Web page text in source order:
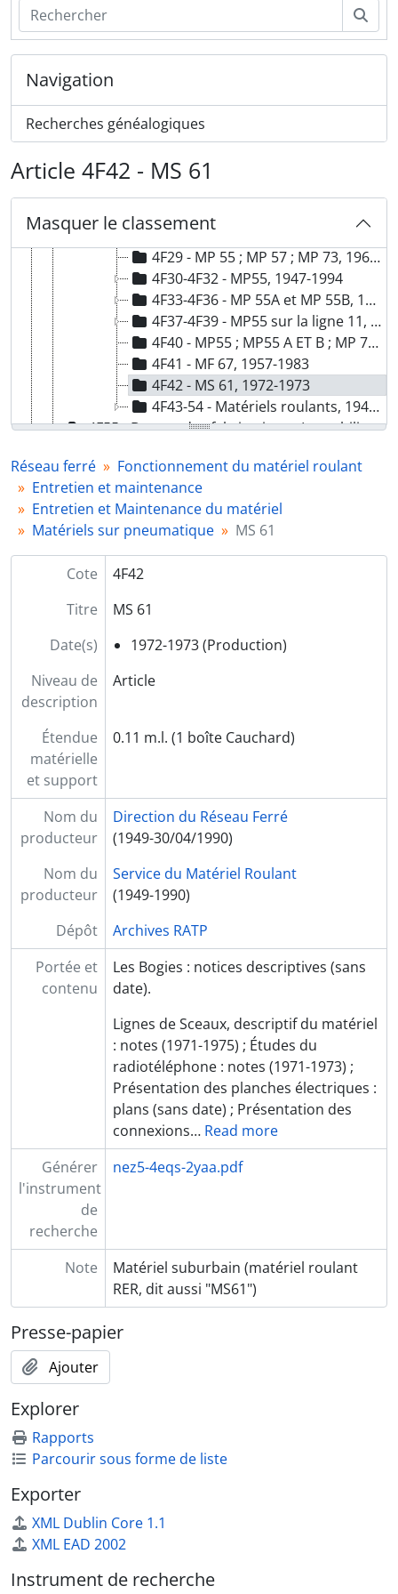
Navigation
Recherches généalogiques
Article 4F42 - MS 61
Masquer le classement
4F6-4F7 - Convois et transport, 1911-1989
4F8-4F54 - Entretien et maintenance, 1931-1996
4F10-4F12 - Descriptifs des matériels, 1946-1981
4F13 - Effets de la météo sur le train ; CIMT ; Ligne de Sceaux, 1966-1986
4F14-4F21 - Etudes éléctriques et mécaniques, 1954-1996
4F26-4F54 - Entretien et Maintenance du matériel, 1941-1996
4F26-4F27 - Matériels articulés, 1944-1977
4F28-4F54 - Matériels sur pneumatique, 1941-1996
4F28 - MP 55 ; MP 57, MP 73 ; MF 67, 1959-1983
4F29 - MP 55 ; MP 57 ; MP 73, 1966-1992
4F30-4F32 - MP55, 1947-1994
4F33-4F36 - MP 55A et MP 55B, 1955-1996
4F37-4F39 - MP55 sur la ligne 11, 1967-1993
4F40 - MP55 ; MP55 A ET B ; MP 73 ; MP 59, 1957-1983
4F41 - MF 67, 1957-1983
4F42 - MS 61, 1972-1973
4F43-54 - Matériels roulants, 1941-1989
4F55 - Bureau des fabrications ; Immobilistation des magasin de Montrouge, 1968-1993
6F - Descriptifs techniques du MF 77, 1980
8F - Maquette d'instruction de Lagny, 1935-1987
9F - Textes règlementaires du Réseau ferré, 1932-2004
10F - Plans du matériel roulant ferré, 1888-1980
11F - Société française d'études et de réalisations de transports urbains (SOFRETU), 1900-2010
12F - Plans itinéraires des lignes de métro, 1950
Réseau ferré
Fonctionnement du matériel roulant
Entretien et maintenance
Entretien et Maintenance du matériel
Matériels sur pneumatique
MS 61
Cote
4F42
Titre
MS 61
Date(s)
1972-1973 (Production)
Niveau de
description
Article
Étendue
matérielle
et support
0.11 m.l. (1 boîte Cauchard)
Nom du
producteur
Direction du Réseau Ferré
(1949-30/04/1990)
Nom du
producteur
Service du Matériel Roulant
(1949-1990)
Dépôt
Archives RATP
Portée et
contenu
Les Bogies : notices descriptives (sans
date).
Lignes de Sceaux, descriptif du matériel
: notes (1971-1975) ; Études du
radiotéléphone : notes (1971-1973) ;
Présentation des planches électriques :
plans (sans date) ; Présentation des
connexions… Read more
Générer
l'instrument
de
recherche
nez5-4eqs-2yaa.pdf
Note
Matériel suburbain (matériel roulant
RER, dit aussi "MS61")
Presse-papier
Ajouter
Explorer
Rapports
Parcourir sous forme de liste
Exporter
XML Dublin Core 1.1
XML EAD 2002
Instrument de recherche